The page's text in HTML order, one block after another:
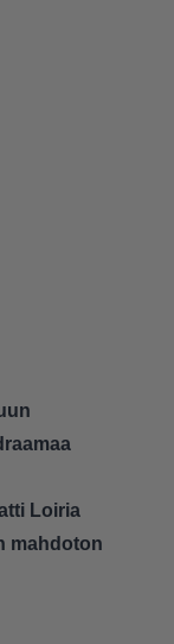
Loiria
mahdoton